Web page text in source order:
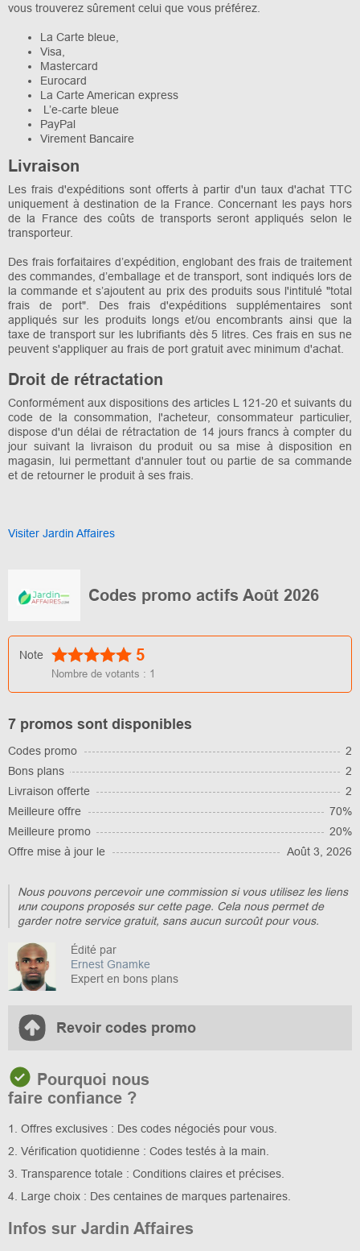
vous trouverez sûrement celui que vous préférez.
La Carte bleue,
Visa,
Mastercard
Eurocard
La Carte American express
L’e-carte bleue
PayPal
Virement Bancaire
Livraison
Les frais d'expéditions sont offerts à partir d'un taux d'achat TTC
uniquement à destination de la France. Concernant les pays hors
de la France des coûts de transports seront appliqués selon le
transporteur.
Des frais forfaitaires d’expédition, englobant des frais de traitement
des commandes, d’emballage et de transport, sont indiqués lors de
la commande et s’ajoutent au prix des produits sous l'intitulé "total
frais de port". Des frais d'expéditions supplémentaires sont
appliqués sur les produits longs et/ou encombrants ainsi que la
taxe de transport sur les lubrifiants dès 5 litres. Ces frais en sus ne
peuvent s'appliquer au frais de port gratuit avec minimum d'achat.
Droit de rétractation
Conformément aux dispositions des articles L 121-20 et suivants du
code de la consommation, l'acheteur, consommateur particulier,
dispose d'un délai de rétractation de 14 jours francs à compter du
jour suivant la livraison du produit ou sa mise à disposition en
magasin, lui permettant d'annuler tout ou partie de sa commande
et de retourner le produit à ses frais.
Visiter Jardin Affaires
Codes promo actifs Août 2026
Note 5
Nombre de votants : 1
7 promos sont disponibles
Codes promo
2
Bons plans
2
Livraison offerte
2
Meilleure offre
70%
Meilleure promo
20%
Offre mise à jour le
Août 3, 2026
Nous pouvons percevoir une commission si vous utilisez les liens
или coupons proposés sur cette page. Cela nous permet de
garder notre service gratuit, sans aucun surcoût pour vous.
Édité par
Ernest Gnamke
Expert en bons plans
Revoir codes promo
Pourquoi nous
faire confiance ?
1. Offres exclusives : Des codes négociés pour vous.
2. Vérification quotidienne : Codes testés à la main.
3. Transparence totale : Conditions claires et précises.
4. Large choix : Des centaines de marques partenaires.
Infos sur Jardin Affaires